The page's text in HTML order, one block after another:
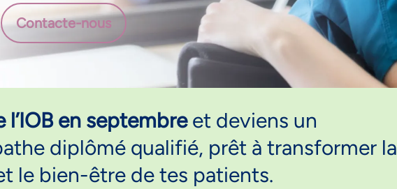
Contacte-nous
l’IOB en septembreet deviens un
diplômé qualifié, prêt à transformer la
le bien-être de tes patients.